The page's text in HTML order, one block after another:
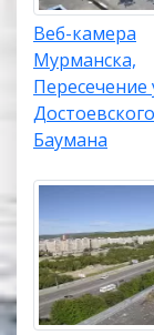
Веб-камера
Мурманска,
Пересечение
Баумана